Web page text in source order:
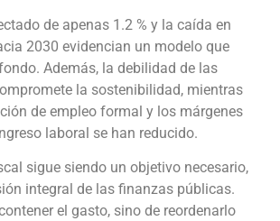
de apenas 1.2 % y la caída en
2030 evidencian un modelo que
Además, la debilidad de las
la sostenibilidad, mientras
de empleo formal y los márgenes
laboral se han reducido.
sigue siendo un objetivo necesario,
integral de las finanzas públicas.
el gasto, sino de reordenarlo